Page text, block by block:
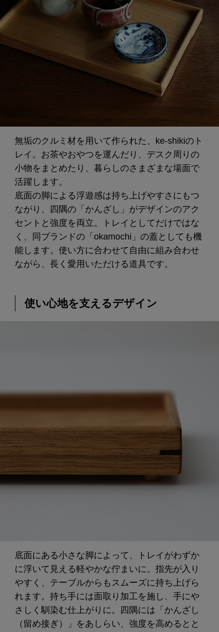
無垢のクルミ材を用いて作られた、ke-shikiのト
レイ。お茶やおやつを運んだり、デスク周りの
小物をまとめたり、暮らしのさまざまな場面で
活躍します。
底面の脚による浮遊感は持ち上げやすさにもつ
ながり、四隅の「かんざし」がデザインのアク
セントと強度を両立。トレイとしてだけではな
く、同ブランドの「okamochi」の蓋としても機
能します。使い方に合わせて自由に組み合わせ
ながら、長く愛用いただける道具です。
使い心地を支えるデザイン
底面にある小さな脚によって、トレイがわずか
に浮いて見える軽やかな佇まいに。指先が入り
やすく、テーブルからもスムーズに持ち上げら
れます。持ち手には面取り加工を施し、手にや
さしく馴染む仕上がりに。四隅には「かんざし
（留め接ぎ）」をあしらい、強度を高めるとと